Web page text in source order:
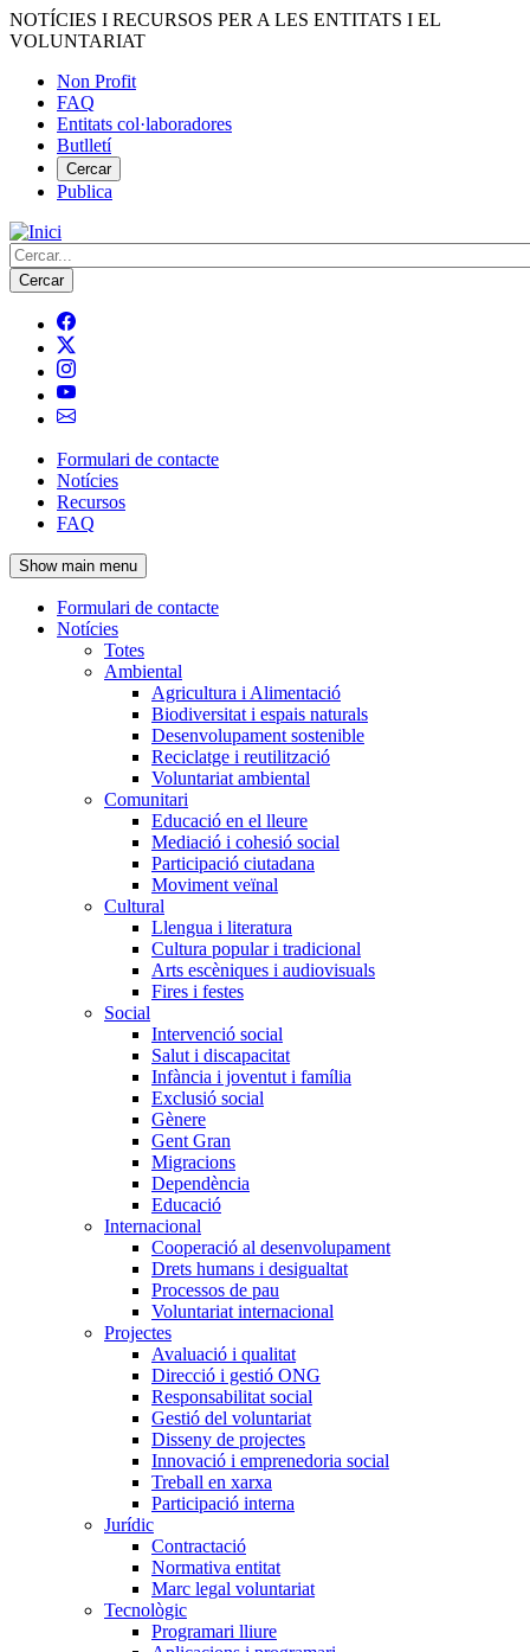
Vés
al
NOTÍCIES I RECURSOS PER A LES ENTITATS I EL
VOLUNTARIAT
Menú
del
compte
d'usuari
Non Profit
FAQ
Entitats col·laboradores
Butlletí
Cercar
Publica
Cerca
Navegació
principal
de
l'encapçalament
Formulari de contacte
Notícies
Recursos
FAQ
Show main menu
Navegació
principal
Formulari de contacte
Notícies
Totes
Ambiental
Agricultura i Alimentació
Biodiversitat i espais naturals
Desenvolupament sostenible
Reciclatge i reutilització
Voluntariat ambiental
Comunitari
Educació en el lleure
Mediació i cohesió social
Participació ciutadana
Moviment veïnal
Cultural
Llengua i literatura
Cultura popular i tradicional
Arts escèniques i audiovisuals
Fires i festes
Social
Intervenció social
Salut i discapacitat
Infància i joventut i família
Exclusió social
Gènere
Gent Gran
Migracions
Dependència
Educació
Internacional
Cooperació al desenvolupament
Drets humans i desigualtat
Processos de pau
Voluntariat internacional
Projectes
Avaluació i qualitat
Direcció i gestió ONG
Responsabilitat social
Gestió del voluntariat
Disseny de projectes
Innovació i emprenedoria social
Treball en xarxa
Participació interna
Jurídic
Contractació
Normativa entitat
Marc legal voluntariat
Tecnològic
Programari lliure